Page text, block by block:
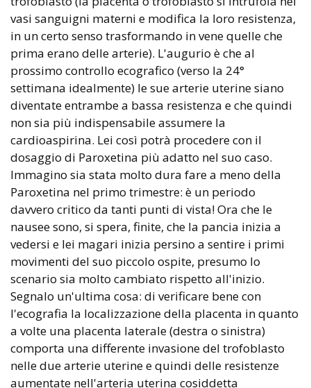
vasi sanguigni materni e modifica la loro resistenza,
in un certo senso trasformando in vene quelle che
prima erano delle arterie). L'augurio è che al
prossimo controllo ecografico (verso la 24°
settimana idealmente) le sue arterie uterine siano
diventate entrambe a bassa resistenza e che quindi
non sia più indispensabile assumere la
cardioaspirina. Lei così potrà procedere con il
dosaggio di Paroxetina più adatto nel suo caso.
Immagino sia stata molto dura fare a meno della
Paroxetina nel primo trimestre: è un periodo
davvero critico da tanti punti di vista! Ora che le
nausee sono, si spera, finite, che la pancia inizia a
vedersi e lei magari inizia persino a sentire i primi
movimenti del suo piccolo ospite, presumo lo
scenario sia molto cambiato rispetto all'inizio.
Segnalo un'ultima cosa: di verificare bene con
l'ecografia la localizzazione della placenta in quanto
a volte una placenta laterale (destra o sinistra)
comporta una differente invasione del trofoblasto
nelle due arterie uterine e quindi delle resistenze
aumentate nell'arteria uterina cosiddetta